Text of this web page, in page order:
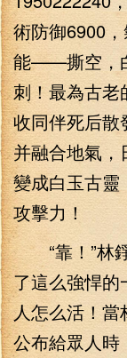
術防御6900
能——撕空，
刺！最為古老
收同伴死后散
并融合地氣，
變成白玉古靈
攻擊力！
“靠！”林錚
了這么強悍的
人怎么活！當
公布給眾人時